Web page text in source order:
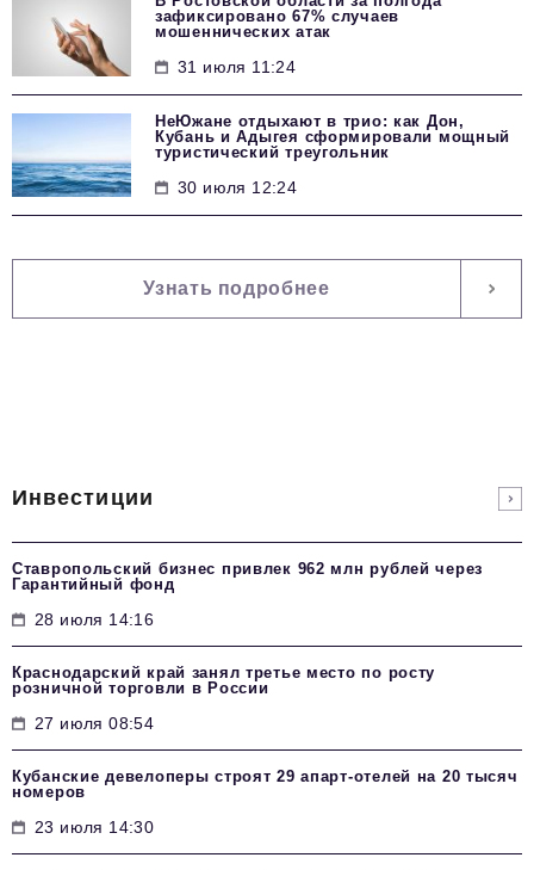
зафиксировано 67% случаев
мошеннических атак
31 июля 11:24
НеЮжане отдыхают в трио: как Дон,
Кубань и Адыгея сформировали мощный
туристический треугольник
30 июля 12:24
Узнать подробнее
Инвестиции
Ставропольский бизнес привлек 962 млн рублей через
Гарантийный фонд
28 июля 14:16
Краснодарский край занял третье место по росту
розничной торговли в России
27 июля 08:54
Кубанские девелоперы строят 29 апарт-отелей на 20 тысяч
номеров
23 июля 14:30